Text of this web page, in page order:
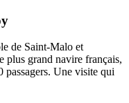
de Saint-Malo et
plus grand navire français,
passagers. Une visite qui